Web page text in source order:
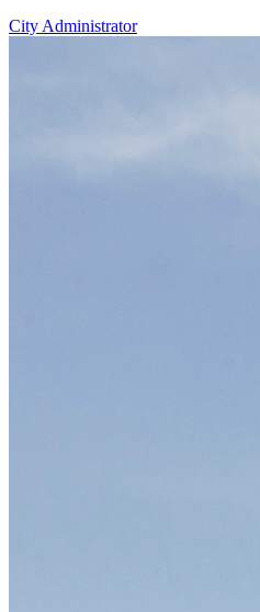
City Administrator